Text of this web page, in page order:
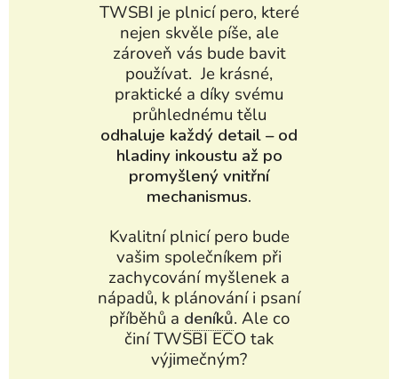
TWSBI je plnicí pero, které
nejen skvěle píše, ale
zároveň vás bude bavit
používat. Je krásné,
praktické a díky svému
průhlednému tělu
odhaluje každý detail – od
hladiny inkoustu až po
promyšlený vnitřní
mechanismus.
Kvalitní plnicí pero bude
vašim společníkem při
zachycování myšlenek a
nápadů, k plánování i psaní
příběhů a deníků. Ale co
činí TWSBI ECO tak
výjimečným?